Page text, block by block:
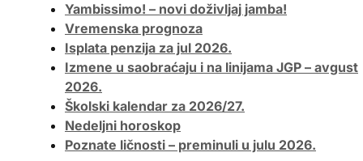
Yambissimo! – novi doživljaj jamba!
Vremenska prognoza
Isplata penzija za jul 2026.
Izmene u saobraćaju i na linijama JGP – avgust
2026.
Školski kalendar za 2026/27.
Nedeljni horoskop
Poznate ličnosti – preminuli u julu 2026.